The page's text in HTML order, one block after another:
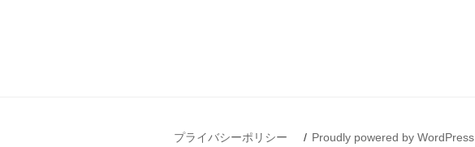
プライバシーポリシー Proudly powered by WordPress